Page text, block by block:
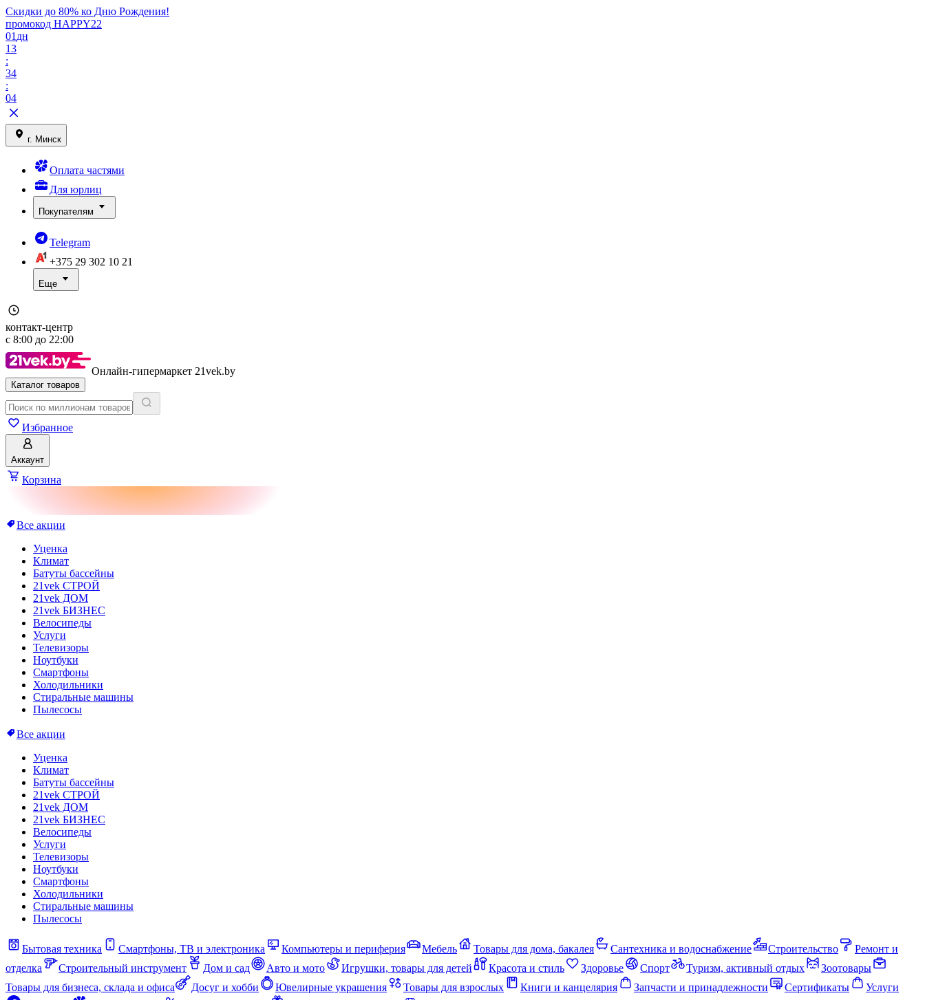
Скидки до 80% ко Дню Рождения!
промокод HAPPY22
01 дн
13
:
34
:
04
г. Минск
Оплата частями
Для юрлиц
Покупателям
Telegram
+375 29 302 10 21
Еще
контакт-центр
с 8:00 до 22:00
Онлайн-гипермаркет 21vek.by
Каталог товаров
Избранное
Аккаунт
Корзина
Все акции
Уценка
Климат
Батуты бассейны
21vek СТРОЙ
21vek ДОМ
21vek БИЗНЕС
Велосипеды
Услуги
Телевизоры
Ноутбуки
Смартфоны
Холодильники
Стиральные машины
Пылесосы
Все акции
Уценка
Климат
Батуты бассейны
21vek СТРОЙ
21vek ДОМ
21vek БИЗНЕС
Велосипеды
Услуги
Телевизоры
Ноутбуки
Смартфоны
Холодильники
Стиральные машины
Пылесосы
Бытовая техника Смартфоны, ТВ и электроника Компьютеры и периферия Мебель Товары для дома, бакалея Сантехника и водоснабжение Строительство
Ремонт и
отделка
Строительный инструмент Дом и сад Авто и мото Игрушки, товары для детей Красота и стиль Здоровье Спорт Туризм, активный отдых
Зоотовары
Товары для бизнеса, склада и офиса
Досуг и хобби Ювелирные украшения Товары для взрослых Книги и канцелярия Запчасти и принадлежности Сертификаты
Услуги